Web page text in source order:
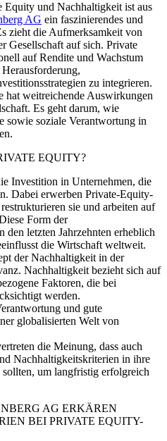
und Nachhaltigkeit ist aus
AG ein faszinierendes und
zieht die Aufmerksamkeit von
Gesellschaft auf sich. Private
auf Rendite und Wachstum
zu integrieren.
hat weitreichende Auswirkungen
Es geht darum, wie
sowie soziale Verantwortung in
EQUITY?
Investition in Unternehmen, die
Dabei erwerben Private-Equity-
sie und arbeiten auf
Form der
den letzten Jahrzehnten erheblich
die Wirtschaft weltweit.
der Nachhaltigkeit in der
Nachhaltigkeit bezieht sich auf
Faktoren, die bei
werden.
und gute
globalisierten Welt von
die Meinung, dass auch
Nachhaltigkeitskriterien in ihre
um langfristig erfolgreich
AG ERKÄREN
BEI PRIVATE EQUITY-